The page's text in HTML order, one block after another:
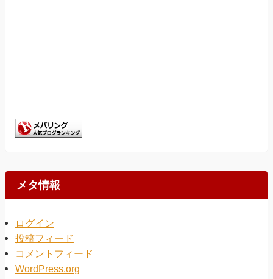
メタ情報
ログイン
投稿フィード
コメントフィード
WordPress.org